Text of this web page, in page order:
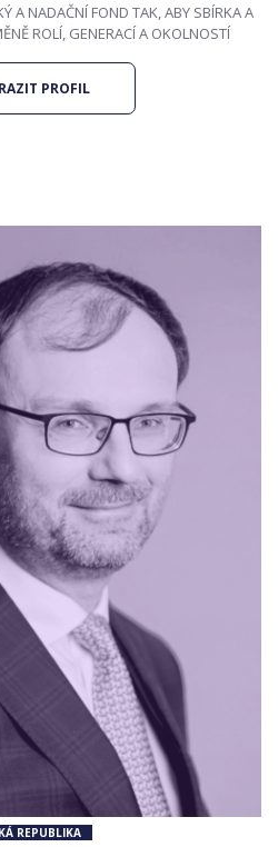
A NADAČNÍ FOND TAK, ABY SBÍRKA A
ROLÍ, GENERACÍ A OKOLNOSTÍ
PROFIL
REPUBLIKA